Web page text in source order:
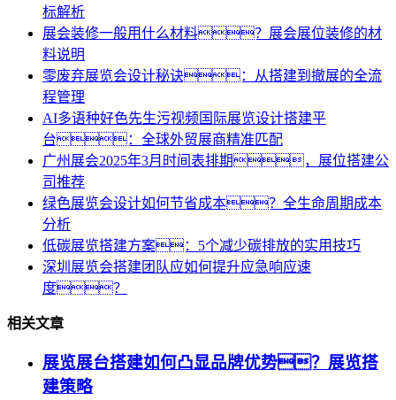
标解析
展会装修一般用什么材料？展会展位装修的材
料说明
零废弃展览会设计秘诀：从搭建到撤展的全流
程管理
AI多语种好色先生污视频国际展览设计搭建平
台：全球外贸展商精准匹配
广州展会2025年3月时间表排期，展位搭建公
司推荐
绿色展览会设计如何节省成本？全生命周期成本
分析
低碳展览搭建方案：5个减少碳排放的实用技巧
深圳展览会搭建团队应如何提升应急响应速
度？
相关文章
展览展台搭建如何凸显品牌优势？展览搭
建策略